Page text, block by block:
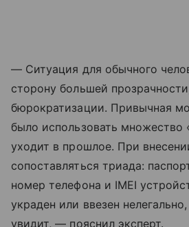
— Ситуация для обычного
сторону большей
бюрократизации. Привычная
было использовать множество
уходит в прошлое. При
сопоставляться триада:
номер телефона и IMEI
украден или ввезен
увидит, — пояснил эксперт.